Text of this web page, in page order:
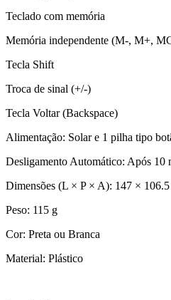
Teclado com memória
Memória independente (M-, M+,
Tecla Shift
Troca de sinal (+/-)
Tecla Voltar (Backspace)
Alimentação: Solar e 1 pilha tipo
Desligamento Automático: Após 10
Dimensões (L × P × A): 147 ×
Peso: 115 g
Cor: Preta ou Branca
Material: Plástico